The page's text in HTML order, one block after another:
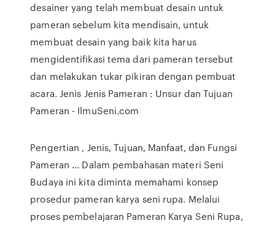
desainer yang telah membuat desain untuk
pameran sebelum kita mendisain, untuk
membuat desain yang baik kita harus
mengidentifikasi tema dari pameran tersebut
dan melakukan tukar pikiran dengan pembuat
acara. Jenis Jenis Pameran : Unsur dan Tujuan
Pameran - IlmuSeni.com
Pengertian , Jenis, Tujuan, Manfaat, dan Fungsi
Pameran ... Dalam pembahasan materi Seni
Budaya ini kita diminta memahami konsep
prosedur pameran karya seni rupa. Melalui
proses pembelajaran Pameran Karya Seni Rupa,